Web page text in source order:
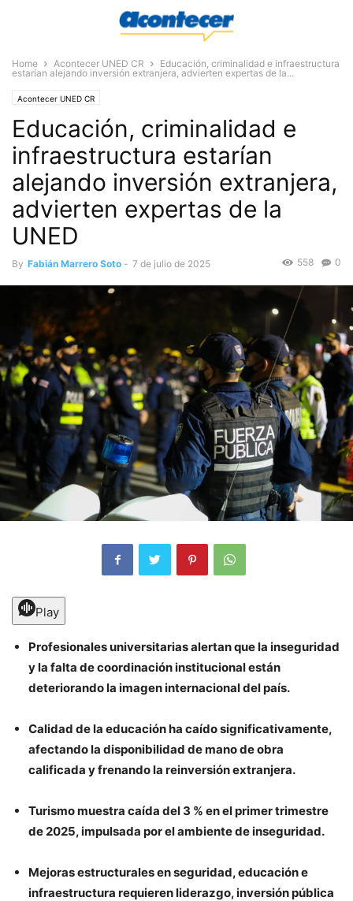
Home Acontecer UNED CR
Educación, criminalidad e infraestructura
estarían alejando inversión extranjera, advierten expertas de la...
Acontecer UNED CR
Educación, criminalidad e
infraestructura estarían
alejando inversión extranjera,
advierten expertas de la
UNED
By Fabián Marrero Soto - 7 de julio de 2025 0
558
Play
Profesionales universitarias alertan que la inseguridad
y la falta de coordinación institucional están
deteriorando la imagen internacional del país.
Calidad de la educación ha caído significativamente,
afectando la disponibilidad de mano de obra
calificada y frenando la reinversión extranjera.
Turismo muestra caída del 3 % en el primer trimestre
de 2025, impulsada por el ambiente de inseguridad.
Mejoras estructurales en seguridad, educación e
infraestructura requieren liderazgo, inversión pública